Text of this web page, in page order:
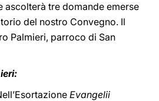
ascolterà tre domande emerse
del nostro Convegno. Il
Palmieri, parroco di San
Evangelii